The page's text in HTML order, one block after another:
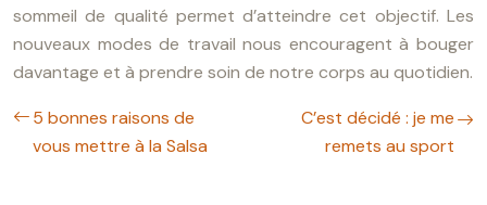
sommeil de qualité permet d’atteindre cet objectif. Les
nouveaux modes de travail nous encouragent à bouger
davantage et à prendre soin de notre corps au quotidien.
5 bonnes raisons de
vous mettre à la Salsa
C’est décidé : je me
remets au sport